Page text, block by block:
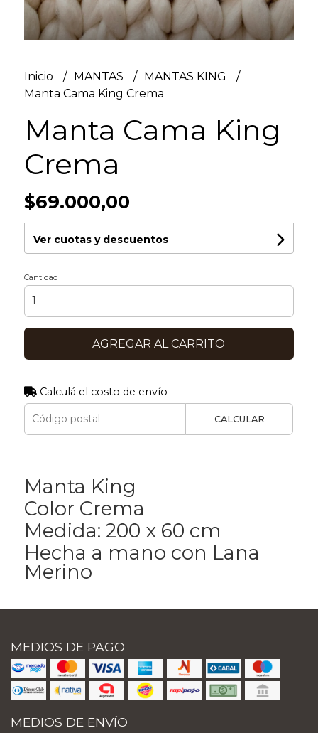
Inicio MANTAS
MANTAS KING
Manta Cama King Crema
Manta Cama King
Crema
$69.000,00
Ver cuotas y descuentos
Cantidad
AGREGAR AL CARRITO
Calculá el costo de envío
CALCULAR
Manta King
Color Crema
Medida: 200 x 60 cm
Hecha a mano con Lana
Merino
MEDIOS DE PAGO
MEDIOS DE ENVÍO